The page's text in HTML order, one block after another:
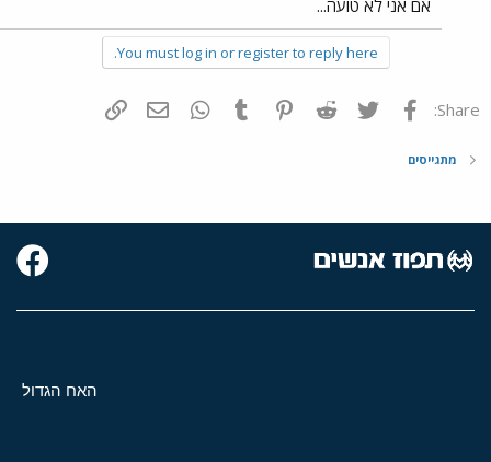
אם אני לא טועה...
You must log in or register to reply here.
Share: פייסבוק Twitter
Reddit
Pinterest
Tumblr
WhatsAppדואר אלקטרוני
מתגייסים
האח הגדול